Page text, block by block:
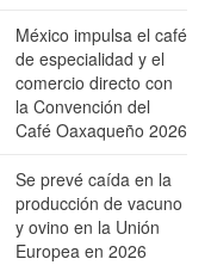
México impulsa el café
de especialidad y el
comercio directo con
la Convención del
Café Oaxaqueño 2026
Se prevé caída en la
producción de vacuno
y ovino en la Unión
Europea en 2026